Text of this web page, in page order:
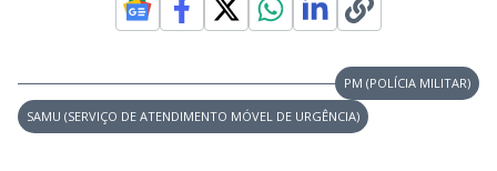
PM (POLÍCIA MILITAR)
SAMU (SERVIÇO DE ATENDIMENTO MÓVEL DE URGÊNCIA)